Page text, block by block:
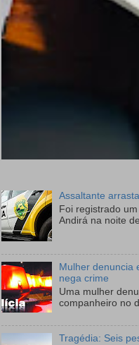
Assaltante
Foi registrado
Andirá na noite
Mulher denuncia
nega crime
Uma mulher
companheiro no
Tragédia: Seis